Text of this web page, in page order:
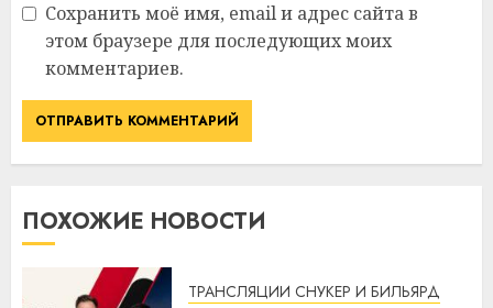
Сохранить моё имя, email и адрес сайта в
этом браузере для последующих моих
комментариев.
ПОХОЖИЕ НОВОСТИ
ТРАНСЛЯЦИИ СНУКЕР И БИЛЬЯРД